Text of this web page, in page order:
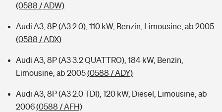
(0588 / ADW)
Audi A3, 8P (A3 2.0), 110 kW, Benzin, Limousine, ab 2005
(0588 / ADX)
Audi A3, 8P (A3 3.2 QUATTRO), 184 kW, Benzin,
Limousine, ab 2005(0588 / ADY)
Audi A3, 8P (A3 2.0 TDI), 120 kW, Diesel, Limousine, ab
2006(0588 / AFH)